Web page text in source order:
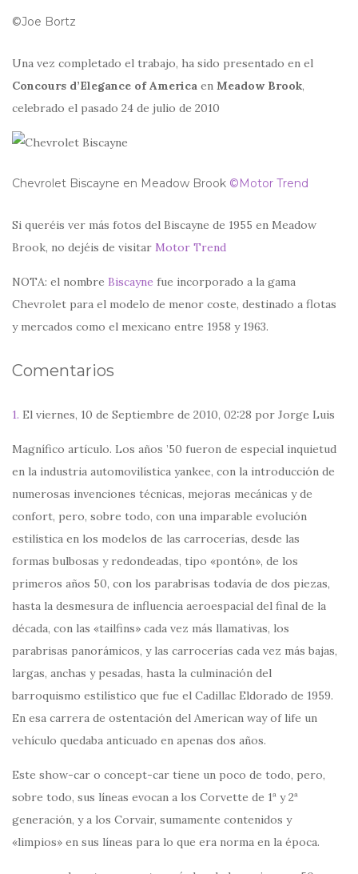
©Joe Bortz
Una vez completado el trabajo, ha sido presentado en el
Concours d’Elegance of America en Meadow Brook,
celebrado el pasado 24 de julio de 2010
Chevrolet Biscayne en Meadow Brook ©Motor Trend
Si queréis ver más fotos del Biscayne de 1955 en Meadow
Brook, no dejéis de visitar Motor Trend
NOTA: el nombre Biscayne fue incorporado a la gama
Chevrolet para el modelo de menor coste, destinado a flotas
y mercados como el mexicano entre 1958 y 1963.
Comentarios
1. El viernes, 10 de Septiembre de 2010, 02:28 por Jorge Luis
Magnífico artículo. Los años ’50 fueron de especial inquietud
en la industria automovilística yankee, con la introducción de
numerosas invenciones técnicas, mejoras mecánicas y de
confort, pero, sobre todo, con una imparable evolución
estilística en los modelos de las carrocerías, desde las
formas bulbosas y redondeadas, tipo «pontón», de los
primeros años 50, con los parabrisas todavía de dos piezas,
hasta la desmesura de influencia aeroespacial del final de la
década, con las «tailfins» cada vez más llamativas, los
parabrisas panorámicos, y las carrocerías cada vez más bajas,
largas, anchas y pesadas, hasta la culminación del
barroquismo estilístico que fue el Cadillac Eldorado de 1959.
En esa carrera de ostentación del American way of life un
vehículo quedaba anticuado en apenas dos años.
Este show-car o concept-car tiene un poco de todo, pero,
sobre todo, sus líneas evocan a los Corvette de 1ª y 2ª
generación, y a los Corvair, sumamente contenidos y
«limpios» en sus líneas para lo que era norma en la época.